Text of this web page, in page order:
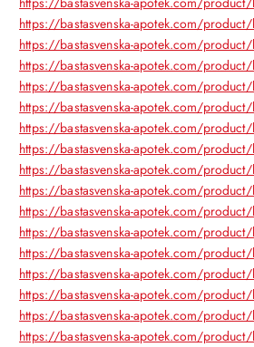
https://bastasvenska-apotek.com/
https://bastasvenska-apotek.com/
https://bastasvenska-apotek.com/
https://bastasvenska-apotek.com/
https://bastasvenska-apotek.com/
https://bastasvenska-apotek.com/
https://bastasvenska-apotek.com/
https://bastasvenska-apotek.com/
https://bastasvenska-apotek.com/
https://bastasvenska-apotek.com/
https://bastasvenska-apotek.com/
https://bastasvenska-apotek.com/
https://bastasvenska-apotek.com/
https://bastasvenska-apotek.com/
https://bastasvenska-apotek.com/
https://bastasvenska-apotek.com/